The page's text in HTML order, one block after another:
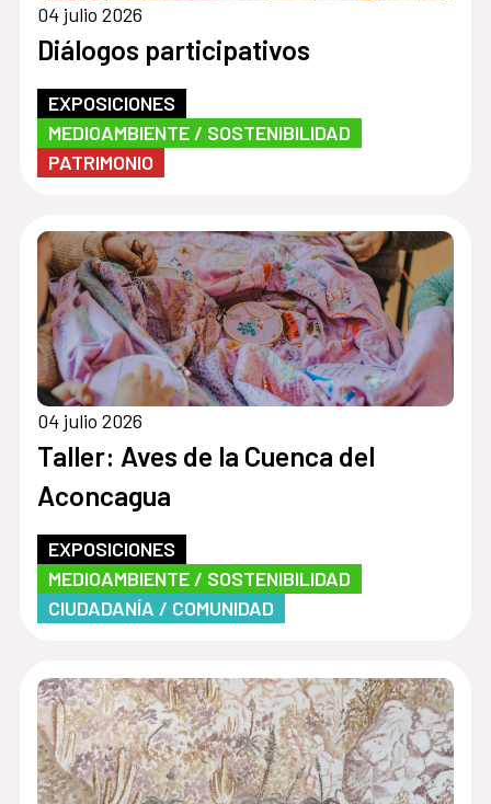
04 julio 2026
Diálogos participativos
EXPOSICIONES
MEDIOAMBIENTE / SOSTENIBILIDAD
PATRIMONIO
04 julio 2026
Taller: Aves de la Cuenca del
Aconcagua
EXPOSICIONES
MEDIOAMBIENTE / SOSTENIBILIDAD
CIUDADANÍA / COMUNIDAD